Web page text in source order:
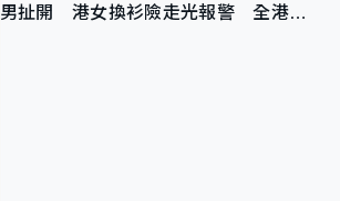
男扯開 港女換衫險走光報警 全港分